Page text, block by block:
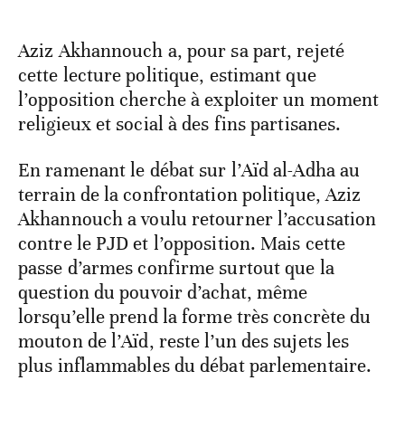
Aziz Akhannouch a, pour sa part, rejeté
cette lecture politique, estimant que
l’opposition cherche à exploiter un moment
religieux et social à des fins partisanes.
En ramenant le débat sur l’Aïd al-Adha au
terrain de la confrontation politique, Aziz
Akhannouch a voulu retourner l’accusation
contre le PJD et l’opposition. Mais cette
passe d’armes confirme surtout que la
question du pouvoir d’achat, même
lorsqu’elle prend la forme très concrète du
mouton de l’Aïd, reste l’un des sujets les
plus inflammables du débat parlementaire.